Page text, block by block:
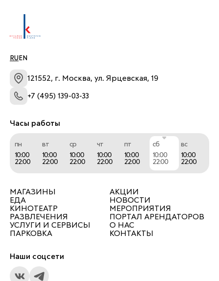
RU EN
121552, г. Москва, ул. Ярцевская, 19
+7 (495) 139-03-33
Часы работы
пн
10:00
22:00
вт
10:00
22:00
ср
10:00
22:00
чт
10:00
22:00
пт
10:00
22:00
сб
10:00
22:00
вс
10:00
22:00
МАГАЗИНЫ
ЕДА
КИНОТЕАТР
РАЗВЛЕЧЕНИЯ
УСЛУГИ И СЕРВИСЫ
ПАРКОВКА
АКЦИИ
НОВОСТИ
МЕРОПРИЯТИЯ
ПОРТАЛ АРЕНДАТОРОВ
О НАС
КОНТАКТЫ
Наши соцсети